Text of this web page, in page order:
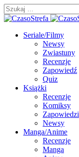
Szukaj:
Seriale/Filmy
Newsy
Zwiastuny
Recenzje
Zapowiedź
Quiz
Książki
Recenzje
Komiksy
Zapowiedzi
Newsy
Manga/Anime
Recenzje
Manga